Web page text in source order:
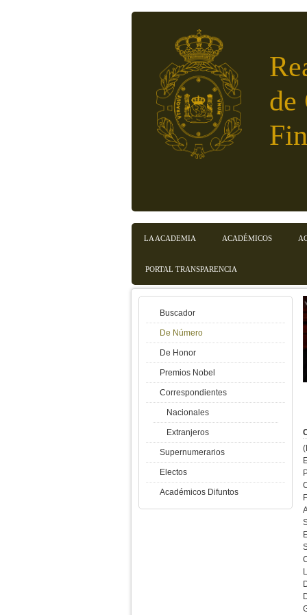
de
Menú principal
LA ACADEMIA ACADÉMICOS
PORTAL TRANSPARENCIA
Buscador
De Número
De Honor
Premios Nobel
Correspondientes
Nacionales
Extranjeros
Supernumerarios
Electos
Académicos Difuntos